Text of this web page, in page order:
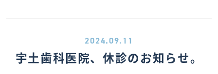
2024.09.11
宇土歯科医院、休診のお知らせ。